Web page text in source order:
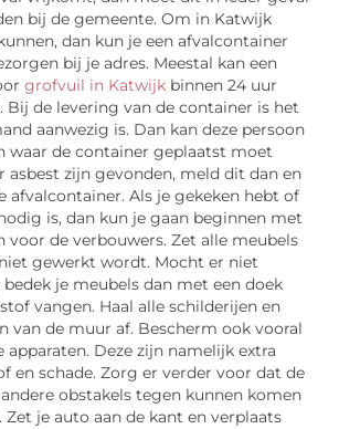
bij de gemeente. Om in Katwijk
dan kun je een afvalcontainer
bij je adres. Meestal kan een
grofvuil in Katwijk binnen 24 uur
Bij de levering van de container is het
aanwezig is. Dan kan deze persoon
waar de container geplaatst moet
asbest zijn gevonden, meld dit dan en
afvalcontainer. Als je gekeken hebt of
is, dan kun je gaan beginnen met
voor de verbouwers. Zet alle meubels
gewerkt wordt. Mocht er niet
je meubels dan met een doek
vangen. Haal alle schilderijen en
van de muur af. Bescherm ook vooral
apparaten. Deze zijn namelijk extra
en schade. Zorg er verder voor dat de
obstakels tegen kunnen komen
je auto aan de kant en verplaats